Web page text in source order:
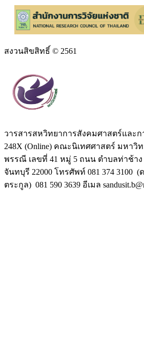
สงวนสิขสิทธิ์ © 2561
วารสารสหวิทยาการสังคมศาสตร์และก
248X (Online) คณะนิเทศศาสตร์ มหาวิ
พรรณี เลขที่ 41 หมู่ 5 ถนน ตำบลท่าช้าง
จันทบุรี 22000 โทรศัพท์ 081 374 3100
ตระกูล) 081 590 3639 อีเมล